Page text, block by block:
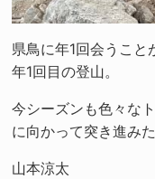
県鳥に年1回会うこ
年1回目の登山。
今シーズンも色々な
に向かって突き進み
山本涼太